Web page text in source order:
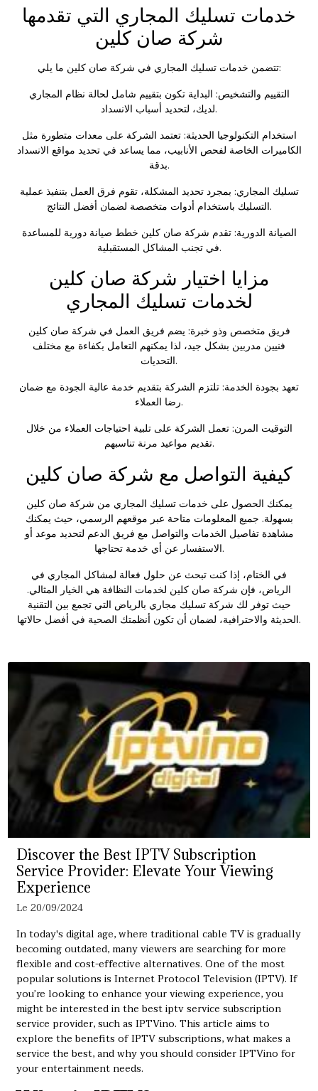
خدمات تسليك المجاري التي تقدمها
شركة صان كلين
تتضمن خدمات تسليك المجاري في شركة صان كلين ما يلي:
التقييم والتشخيص: البداية تكون بتقييم شامل لحالة نظام المجاري
لديك، لتحديد أسباب الانسداد.
استخدام التكنولوجيا الحديثة: تعتمد الشركة على معدات متطورة مثل
الكاميرات الخاصة لفحص الأنابيب، مما يساعد في تحديد مواقع الانسداد
بدقة.
تسليك المجاري: بمجرد تحديد المشكلة، تقوم فرق العمل بتنفيذ عملية
التسليك باستخدام أدوات متخصصة لضمان أفضل النتائج.
الصيانة الدورية: تقدم شركة صان كلين خطط صيانة دورية للمساعدة
في تجنب المشاكل المستقبلية.
مزايا اختيار شركة صان كلين
لخدمات تسليك المجاري
فريق متخصص وذو خبرة: يضم فريق العمل في شركة صان كلين
فنيين مدربين بشكل جيد، لذا يمكنهم التعامل بكفاءة مع مختلف
التحديات.
تعهد بجودة الخدمة: تلتزم الشركة بتقديم خدمة عالية الجودة مع ضمان
رضا العملاء.
التوقيت المرن: تعمل الشركة على تلبية احتياجات العملاء من خلال
تقديم مواعيد مرنة تناسبهم.
كيفية التواصل مع شركة صان كلين
يمكنك الحصول على خدمات تسليك المجاري من شركة صان كلين
بسهولة. جميع المعلومات متاحة عبر موقعهم الرسمي، حيث يمكنك
مشاهدة تفاصيل الخدمات والتواصل مع فريق الدعم لتحديد موعد أو
الاستفسار عن أي خدمة تحتاجها.
في الختام، إذا كنت تبحث عن حلول فعالة لمشاكل المجاري في
الرياض، فإن شركة صان كلين لخدمات النظافة هي الخيار المثالي.
حيث توفر لك شركة تسليك مجاري بالرياض التي تجمع بين التقنية
الحديثة والاحترافية، لضمان أن تكون أنظمتك الصحية في أفضل حالاتها.
Discover the Best IPTV Subscription
Service Provider: Elevate Your Viewing
Experience
Le 20/09/2024
In today's digital age, where traditional cable TV is gradually
becoming outdated, many viewers are searching for more
flexible and cost-effective alternatives. One of the most
popular solutions is Internet Protocol Television (IPTV). If
you’re looking to enhance your viewing experience, you
might be interested in the best iptv service subscription
service provider, such as IPTVino. This article aims to
explore the benefits of IPTV subscriptions, what makes a
service the best, and why you should consider IPTVino for
your entertainment needs.